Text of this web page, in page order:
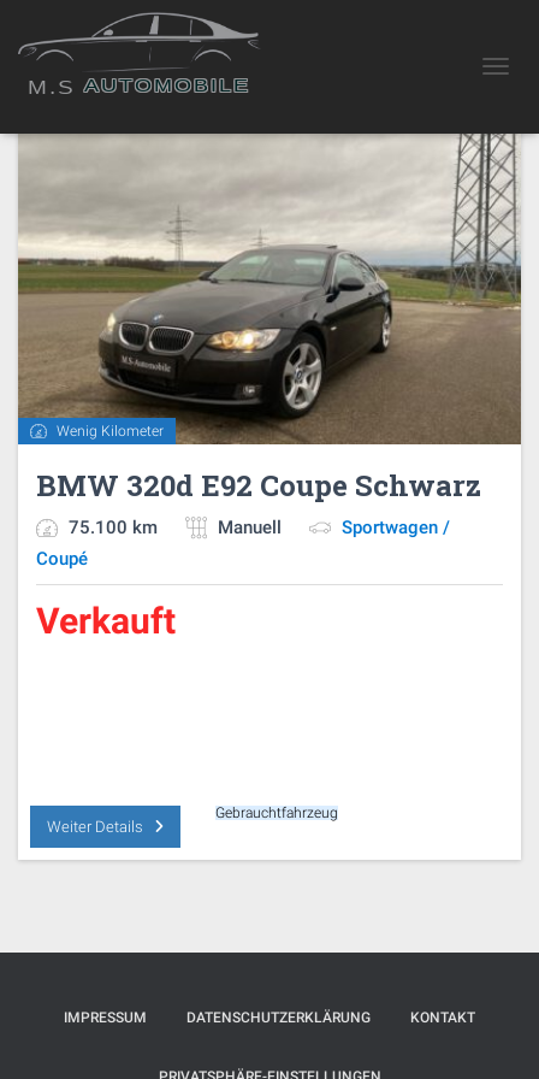
M.S AUTOMOBILE
Sportwagen / Coupé
Wenig Kilometer
BMW 320d E92 Coupe Schwarz
75.100 km Manuell
Sportwagen /
Coupé
Verkauft
Weiter Details
Gebrauchtfahrzeug
IMPRESSUM DATENSCHUTZERKLÄRUNG KONTAKT